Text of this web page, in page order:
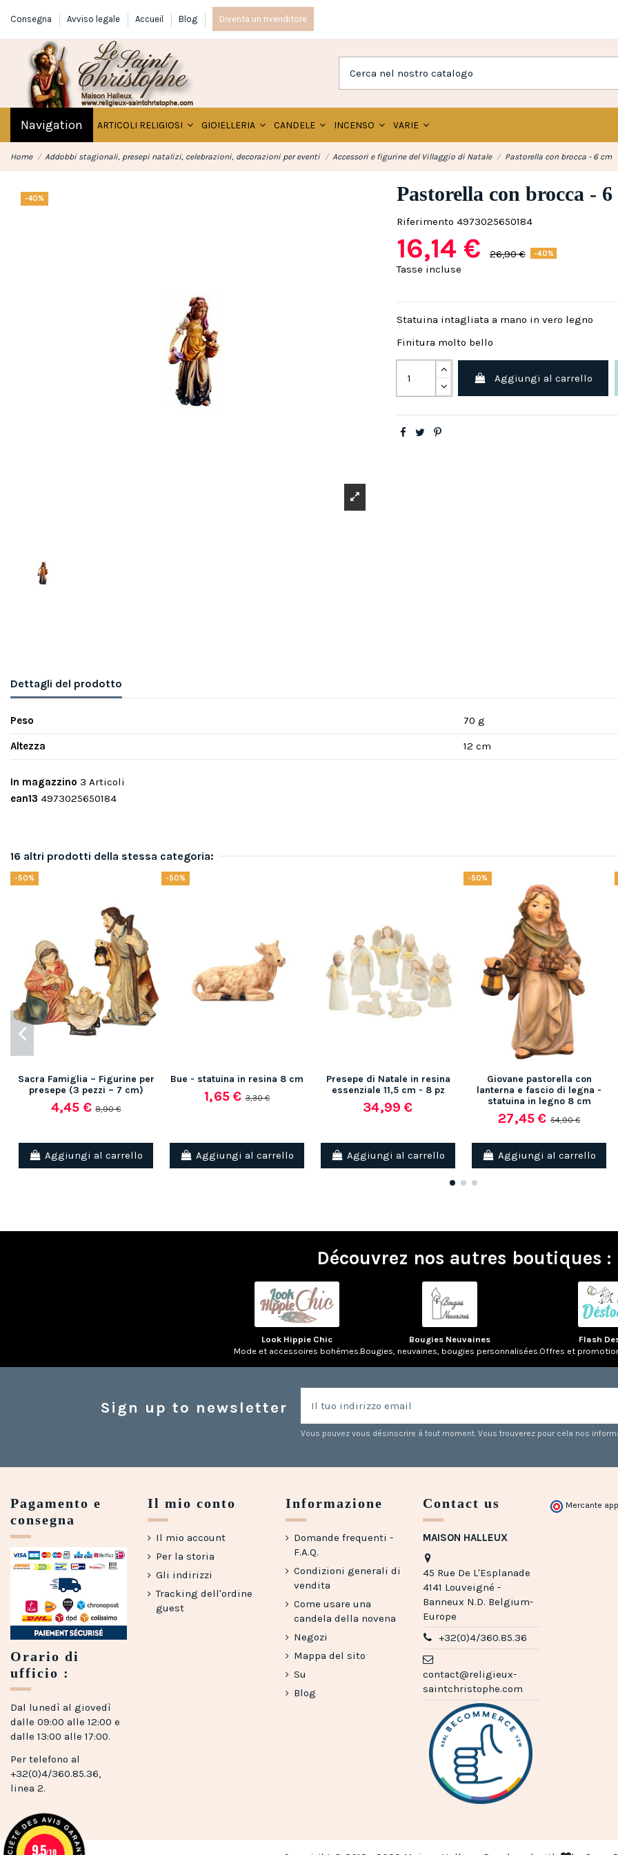
Consegna Avviso legale Accueil Blog Diventa un rivenditore
Navigation ARTICOLI RELIGIOSI GIOIELLERIA CANDELE INCENSO VARIE
Home Addobbi stagionali, presepi natalizi, celebrazioni, decorazioni per eventi Accessori e figurine del Villaggio di Natale Pastorella con brocca - 6 cm
-40% Pastorella con brocca - 6
Riferimento 4973025650184
16,14 € 26,90 € -40%
Tasse incluse
Statuina intagliata a mano in vero legno
Finitura molto bello
Aggiungi al carrello
Dettagli del prodotto
Peso 70 g
Altezza 12 cm
In magazzino 3 Articoli
ean13 4973025650184
16 altri prodotti della stessa categoria:
-50%
Sacra Famiglia – Figurine per
presepe (3 pezzi – 7 cm)
4,45 €8,90 €
Aggiungi al carrello
-50%
Bue - statuina in resina 8 cm
1,65 €3,30 €
Aggiungi al carrello
Presepe di Natale in resina
essenziale 11,5 cm - 8 pz
34,99 €
Aggiungi al carrello
-50%
Giovane pastorella con
lanterna e fascio di legna -
statuina in legno 8 cm
27,45 €54,90 €
Aggiungi al carrello
Découvrez nos autres boutiques :
Look Hippie Chic
Mode et accessoires bohèmes.
Bougies Neuvaines
Bougies, neuvaines, bougies personnalisées.
Flash
Offres et
Sign up to newsletter
Vous pouvez vous désinscrire à tout moment. Vous trouverez pour cela nos
Pagamento e
consegna
Orario di
ufficio :
Dal lunedì al giovedì
dalle 09:00 alle 12:00 e
dalle 13:00 alle 17:00.
Per telefono al
+32(0)4/360.85.36,
linea 2.
Il mio conto
Il mio account
Per la storia
Gli indirizzi
Tracking dell'ordine
guest
Informazione
Domande frequenti -
F.A.Q.
Condizioni generali di
vendita
Come usare una
candela della novena
Negozi
Mappa del sito
Su
Blog
Contact us
MAISON HALLEUX
45 Rue De L'Esplanade
4141 Louveigné -
Banneux N.D. Belgium-
Europe
+32(0)4/360.85.36
contact@religieux-
saintchristophe.com
Mercante
9.5/10